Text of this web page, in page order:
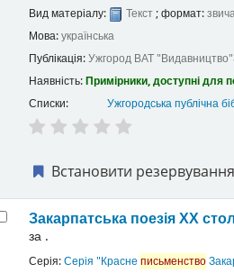
Вид матеріалу:
Текст; формат:
Мова:українська
Публікація:Ужгород ВАТ
Наявність:Примірники, доступні для
Списки:
Ужгородська публічна
Встановити резервування
Закарпатська поезія ХХ
за .
Серія:Серія "Красне письменство